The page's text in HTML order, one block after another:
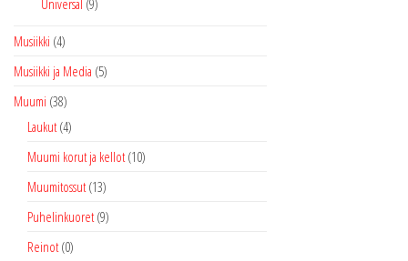
Universal (9)
Musiikki (4)
Musiikki ja Media (5)
Muumi (38)
Laukut (4)
Muumi korut ja kellot (10)
Muumitossut (13)
Puhelinkuoret (9)
Reinot (0)